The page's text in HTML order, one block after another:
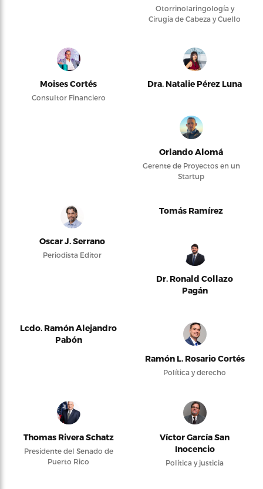
Otorrinolaringología y
Cirugía de Cabeza y Cuello
Moises Cortés
Consultor Financiero
Dra. Natalie Pérez Luna
Orlando Alomá
Gerente de Proyectos en un
Startup
Oscar J. Serrano
Periodista Editor
Tomás Ramírez
Dr. Ronald Collazo
Pagán
Lcdo. Ramón Alejandro
Pabón
Ramón L. Rosario Cortés
Política y derecho
Thomas Rivera Schatz
Presidente del Senado de
Puerto Rico
Víctor García San
Inocencio
Política y justicia